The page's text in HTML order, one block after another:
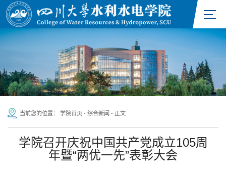
当前您的位置： 学院首页 - 综合新闻 - 正文
学院召开庆祝中国共产党成立105周
年暨“两优一先”表彰大会